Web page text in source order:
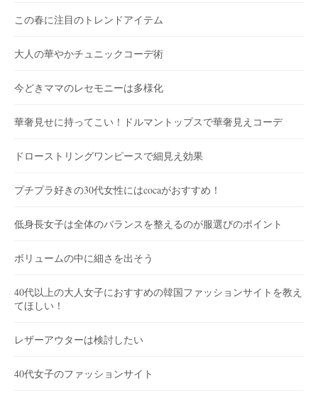
この春に注目のトレンドアイテム
大人の華やかチュニックコーデ術
今どきママのレセモニーは多様化
華奢見せに持ってこい！ドルマントップスで華奢見えコーデ
ドローストリングワンピースで細見え効果
プチプラ好きの30代女性にはcocaがおすすめ！
低身長女子は全体のバランスを整えるのが服選びのポイント
ボリュームの中に細さを出そう
40代以上の大人女子におすすめの韓国ファッションサイトを教え
てほしい！
レザーアウターは検討したい
40代女子のファッションサイト